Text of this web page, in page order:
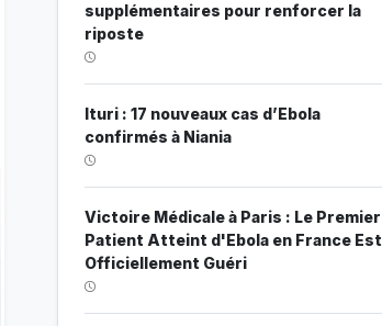
supplémentaires pour renforcer la
riposte
Ituri : 17 nouveaux cas d’Ebola
confirmés à Niania
Victoire Médicale à Paris : Le Premier
Patient Atteint d'Ebola en France Est
Officiellement Guéri